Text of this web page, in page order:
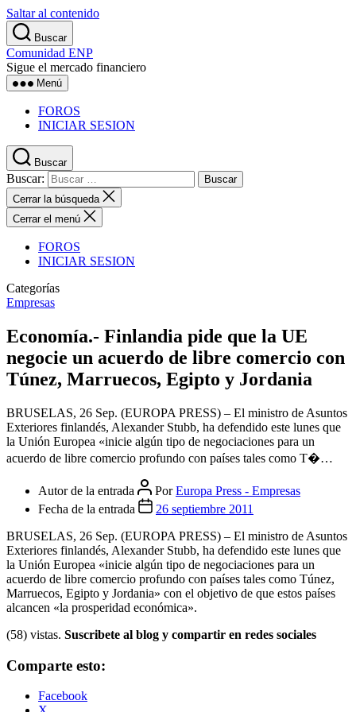
Saltar al contenido
Buscar
Comunidad ENP
Sigue el mercado financiero
Menú
FOROS
INICIAR SESION
Buscar
Buscar:
Cerrar la búsqueda
Cerrar el menú
FOROS
INICIAR SESION
Categorías
Empresas
Economía.- Finlandia pide que la UE
negocie un acuerdo de libre comercio con
Túnez, Marruecos, Egipto y Jordania
BRUSELAS, 26 Sep. (EUROPA PRESS) – El ministro de Asuntos
Exteriores finlandés, Alexander Stubb, ha defendido este lunes que
la Unión Europea «inicie algún tipo de negociaciones para un
acuerdo de libre comercio profundo con países tales como T�…
Autor de la entrada PorEuropa Press - Empresas
Fecha de la entrada
26 septiembre 2011
BRUSELAS, 26 Sep. (EUROPA PRESS) – El ministro de Asuntos
Exteriores finlandés, Alexander Stubb, ha defendido este lunes que
la Unión Europea «inicie algún tipo de negociaciones para un
acuerdo de libre comercio profundo con países tales como Túnez,
Marruecos, Egipto y Jordania» con el objetivo de que estos países
alcancen «la prosperidad económica».
(58) vistas. Suscribete al blog y compartir en redes sociales
Comparte esto:
Facebook